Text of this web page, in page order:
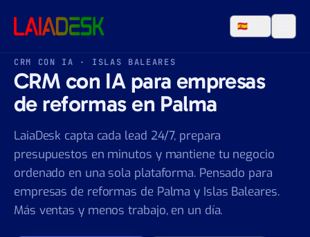
🇪🇸
CRM CON IA · ISLAS BALEARES
CRM con IA para empresas
de reformas en Palma
LaiaDesk capta cada lead 24/7, prepara
presupuestos en minutos y mantiene tu negocio
ordenado en una sola plataforma. Pensado para
empresas de reformas de Palma y Islas Baleares.
Más ventas y menos trabajo, en un día.